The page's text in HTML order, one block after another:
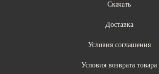
Скачать
Доставка
Условия соглашения
Условия возврата товара